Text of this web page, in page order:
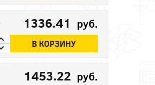
1336.41 руб.
В КОРЗИНУ
1453.22 руб.